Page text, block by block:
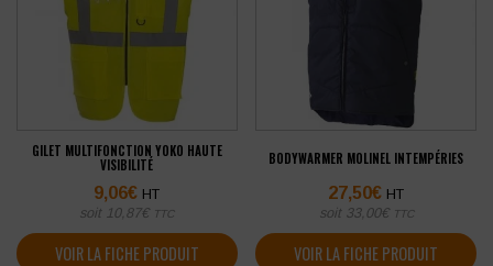
GILET MULTIFONCTION YOKO HAUTE
VISIBILITÉ
9,06€ HT
soit 10,87€ TTC
VOIR LA FICHE PRODUIT
BODYWARMER MOLINEL INTEMPÉRIES
27,50€ HT
soit 33,00€ TTC
VOIR LA FICHE PRODUIT